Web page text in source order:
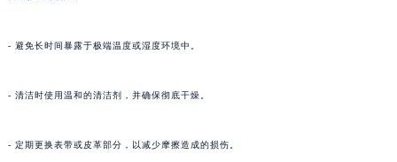
- 避免长时间暴露于极端温度或湿度环境中。
- 清洁时使用温和的清洁剂，并确保彻底干燥。
- 定期更换表带或皮革部分，以减少摩擦造成的损伤。